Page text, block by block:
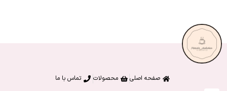
صفحه اصلی محصولات تماس با ما